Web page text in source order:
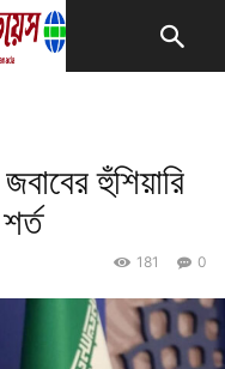
হুঁশিয়ারি
0
181